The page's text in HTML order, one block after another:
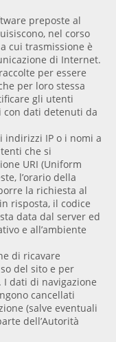
preposte al
nel corso
cui trasmissione è
di Internet.
per essere
per loro stessa
gli utenti
con dati detenuti da
indirizzi IP o i nomi a
che si
URI (Uniform
l’orario della
la richiesta al
risposta, il codice
data dal server ed
e all’ambiente
di ricavare
del sito e per
dati di navigazione
cancellati
(salve eventuali
dell’Autorità